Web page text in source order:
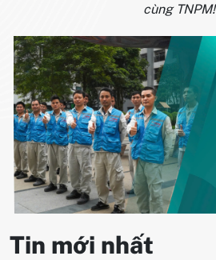
cùng TNPM!
Tin mới nhất